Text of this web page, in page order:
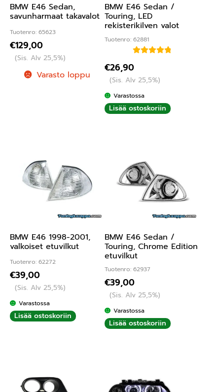
BMW E46 Sedan,
savunharmaat takavalot
Tuotenro: 65623
€129,00
(Sis. Alv 25,5%)
Varasto loppu
BMW E46 Sedan /
Touring, LED
rekisterikilven valot
Tuotenro: 62881
5.00/ 5
€26,90
(Sis. Alv 25,5%)
Varastossa
Lisää ostoskoriin
BMW E46 1998-2001,
valkoiset etuvilkut
Tuotenro: 62272
€39,00
(Sis. Alv 25,5%)
Varastossa
Lisää ostoskoriin
BMW E46 Sedan /
Touring, Chrome Edition
etuvilkut
Tuotenro: 62937
€39,00
(Sis. Alv 25,5%)
Varastossa
Lisää ostoskoriin